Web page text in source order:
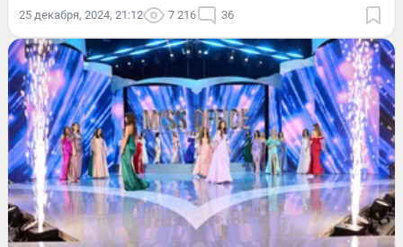
25 декабря, 2024, 21:12 7 216 36